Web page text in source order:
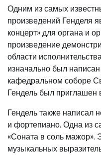
Одним из самых
произведений Генделя
концерт» для органа и
произведение
области
изначально был
кафедральном соборе
Гендель был приглашен
Гендель также написал
и фортепиано. Одна из
«Соната в соль мажор».
музыкальных